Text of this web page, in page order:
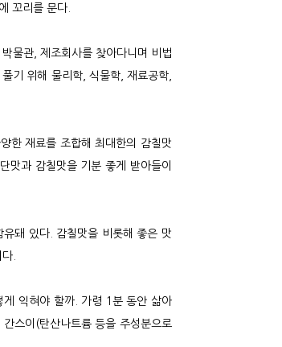
꼬리를 문다.
물관, 제조회사를 찾아다니며 비법
기 위해 물리학, 식물학, 재료공학,
한 재료를 조합해 최대한의 감칠맛
맛과 감칠맛을 기분 좋게 받아들이
돼 있다. 감칠맛을 비롯해 좋은 맛
.
게 익혀야 할까. 가령 1분 동안 삶아
스이(탄산나트륨 등을 주성분으로